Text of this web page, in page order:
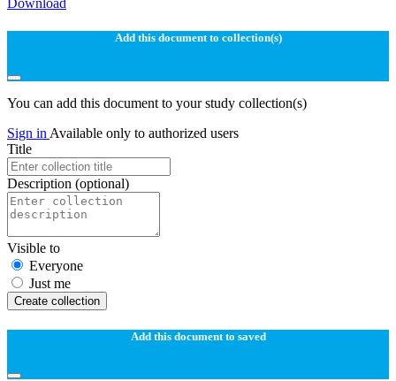
Download
Add this document to collection(s)
You can add this document to your study collection(s)
Sign in Available only to authorized users
Title
Description (optional)
Visible to
Everyone
Just me
Create collection
Add this document to saved